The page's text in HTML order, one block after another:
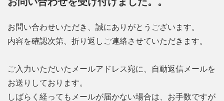
業務内容・工場設備
採用情報
お問い合わせいただき、誠にありがとうございます。
内容を確認次第、折り返しご連絡させていただきます。
ご入力いただいたメールアドレス宛に、自動返信メールを
お送りしております。
しばらく経ってもメールが届かない場合は、お手数ですが